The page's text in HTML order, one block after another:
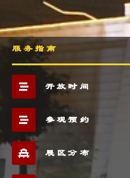
服务指南
开放时间
参观预约
展区分布